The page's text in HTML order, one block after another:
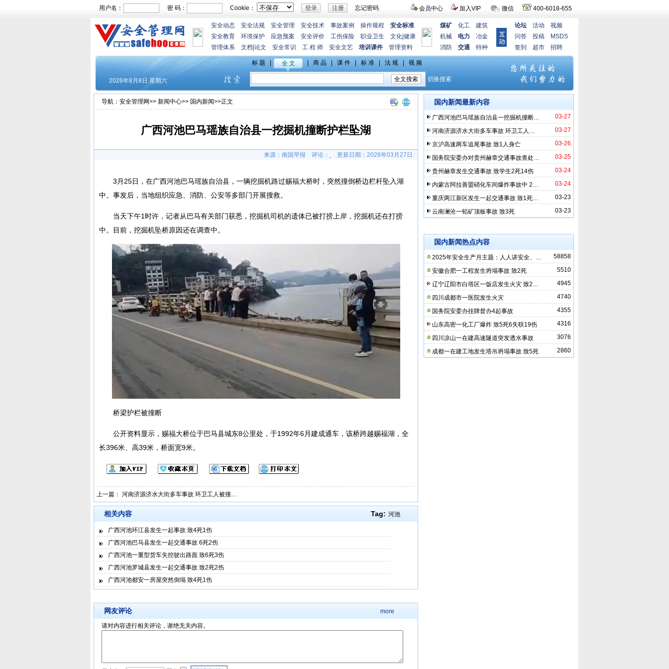
会员中心 加入VIP 微信 400-6018-655
用户名： 密 码： Cookie： 忘记密码
安全动态 安全法规 安全管理 安全技术 事故案例 操作规程
安全标准
安全教育
环境保护 应急预案 安全评价 工伤保险 职业卫生 文化 健康
管理体系
文档 论文 安全常识 工 程 师 安全文艺 培训课件 管理资料
煤矿 化工
建筑
机械
电力
冶金
消防
交通 特种
论坛 活动
视频
问答
投稿
MSDS
签到
超市 招聘
导航： 安全管理网>> 新闻中心>> 国内新闻>>正文
广西河池巴马瑶族自治县一挖掘机撞断护栏坠湖
来源：南国早报 评论： 更新日期： 2026年03月27日
3月25日，在广西河池巴马瑶族自治县，一辆挖掘机路过赐福大桥时，突然撞倒桥边栏杆坠入湖
中。事发后，当地组织应急、消防、公安等多部门开展搜救。
当天下午1时许，记者从巴马有关部门获悉，挖掘机司机的遗体已被打捞上岸，挖掘机还在打捞
中。目前，挖掘机坠桥原因还在调查中。
桥梁护栏被撞断
公开资料显示，赐福大桥位于巴马县城东8公里处，于1992年6月建成通车，该桥跨越赐福湖，全
长396米、高39米，桥面宽9米。
上一篇： 河南济源济水大街多车事故 环卫工人被撞…
Tag: 河池
相关内容
广西河池环江县发生一起事故 致4死1伤
广西河池巴马县发生一起交通事故 6死2伤
广西河池一重型货车失控驶出路面 致6死3伤
广西河池罗城县发生一起交通事故 致2死2伤
广西河池都安一房屋突然倒塌 致4死1伤
网友评论 more
请对内容进行相关评论，谢绝无关内容。
国内新闻最新内容
03-27
广西河池巴马瑶族自治县一挖掘机撞断…
03-27
河南济源济水大街多车事故 环卫工人…
03-26
京沪高速两车追尾事故 致1人身亡
03-25
国务院安委办对贵州赫章交通事故查处…
03-24
贵州赫章发生交通事故 致学生2死14伤
03-24
内蒙古阿拉善盟硝化车间爆炸事故中 2…
03-23
重庆两江新区发生一起交通事故 致1死…
03-23
云南澜沧一铅矿顶板事故 致3死
国内新闻热点内容
58858
2025年安全生产月主题：人人讲安全、…
5510
安徽合肥一工程发生坍塌事故 致2死
4945
辽宁辽阳市白塔区一饭店发生火灾 致2…
4740
四川成都市一医院发生火灾
4355
国务院安委办挂牌督办4起事故
4316
山东高密一化工厂爆炸 致5死6失联19伤
3076
四川凉山一在建高速隧道突发透水事故
2860
成都一在建工地发生塔吊坍塌事故 致5死